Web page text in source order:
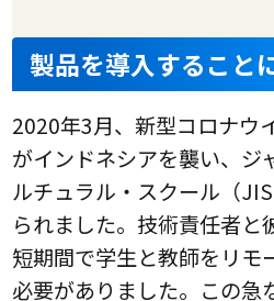
製品を導入すること
2020年3月、新型コロナウ
がインドネシアを襲い、ジ
ルチュラル・スクール（
られました。技術責任者と
短期間で学生と教師をリモ
必要がありました。この急